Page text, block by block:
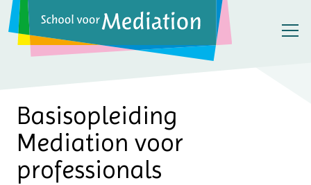
Basisopleiding
Mediation voor
professionals